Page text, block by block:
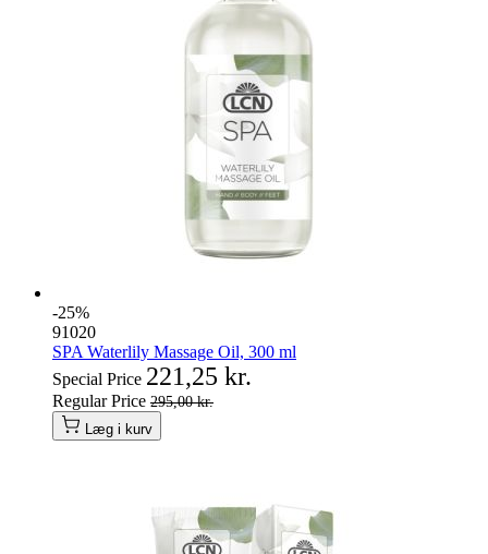
-25%
91020
SPA Waterlily Massage Oil, 300 ml
Special Price 221,25 kr.
Regular Price 295,00 kr.
Læg i kurv